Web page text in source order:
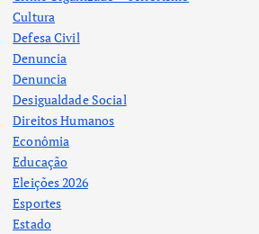
Cultura
Defesa Civil
Denuncia
Denuncia
Desigualdade Social
Direitos Humanos
Econômia
Educação
Eleições 2026
Esportes
Estado